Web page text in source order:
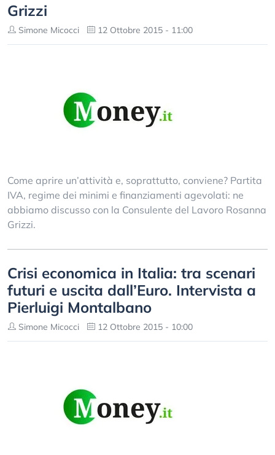
Grizzi
Simone Micocci 12 Ottobre 2015 - 11:00
Come aprire un’attività e, soprattutto, conviene? Partita
IVA, regime dei minimi e finanziamenti agevolati: ne
abbiamo discusso con la Consulente del Lavoro Rosanna
Grizzi.
Crisi economica in Italia: tra scenari
futuri e uscita dall’Euro. Intervista a
Pierluigi Montalbano
Simone Micocci 12 Ottobre 2015 - 10:00